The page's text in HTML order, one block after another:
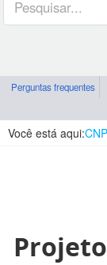
Perguntas frequentes
Você está aqui: